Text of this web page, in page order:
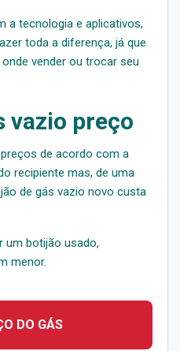
a tecnologia e aplicativos,
toda a diferença, já que
vender ou trocar seu
vazio preço
de acordo com a
recipiente mas, de uma
de gás vazio novo custa
um botijão usado,
menor.
DO GÁS